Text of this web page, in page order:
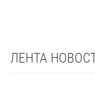
ЛЕНТА